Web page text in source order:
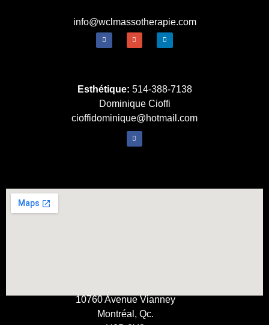
info@wclmassotherapie.com
Esthétique: 514-388-7138
Dominique Cioffi
cioffidominique@hotmail.com
10760 Avenue Vianney
Montréal, Qc.